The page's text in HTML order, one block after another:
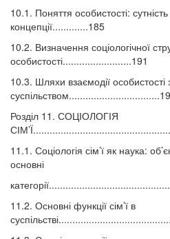
10.1. Поняття особистості: сутність
концепції.............185
10.2. Визначення соціологічної
особистості.........................191
10.3. Шляхи взаємодії особистості
Розділ 11. СОЦІОЛОГІЯ
11.1. Соціологія сім’ї як наука:
основні
11.2. Основні функції сім’ї в